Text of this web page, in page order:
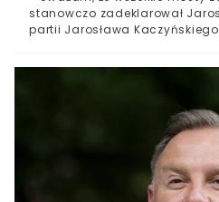
stanowczo zadeklarował
partii Jarosława
powiedział Jarosław Gowin
Gazety Prawnej".Okazuje się,
nie widzi już możliwości
wyklucza, że będzie popierał
przez partię rządzącą.
częścią z nich sam pracował.